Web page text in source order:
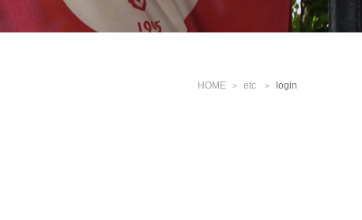
HOME etc login